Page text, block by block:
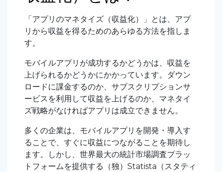
「アプリのマネタイズ（収益化）」とは、アプ
リから収益を得るためのあらゆる方法を指しま
す。
モバイルアプリが成功するかどうかは、収益を
上げられるかどうかにかかっています。ダウン
ロードに課金するのか、サブスクリプションサ
ービスを利用して収益を上げるのか、マネタイ
ズ戦略がなければアプリは成立できません。
多くの企業は、モバイルアプリを開発・導入す
ることで、すぐに収益につながることを期待し
ます。しかし、世界最大の統計市場調査プラッ
トフォームを提供する（独）Statista（スタティ